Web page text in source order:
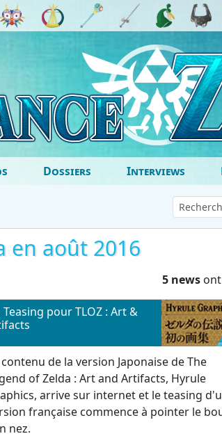
Dossiers Interviews
en août 2016
5 news
Teasing pour TLOZ : Art &
contenu de la version Japonaise de The
of Zelda : Art and Artifacts, Hyrule
arrive sur internet et le teasing
française commence à pointer le
nez.